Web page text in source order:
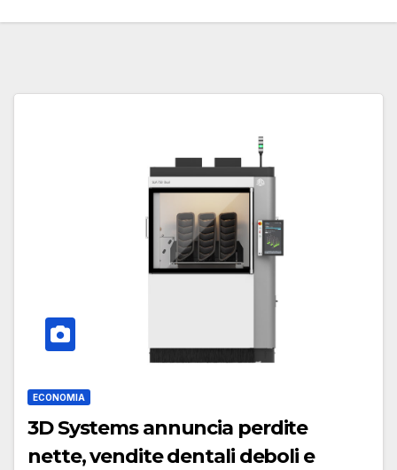
ECONOMIA
3D Systems annuncia perdite
nette, vendite dentali deboli e